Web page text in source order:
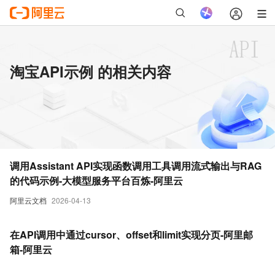
淘宝API示例 的相关内容
阿里云文档 2026-04-13
调用Assistant API实现函数调用工具调用流式输出与RAG
的代码示例-大模型服务平台百炼-阿里云
在API调用中通过cursor、offset和limit实现分页-阿里邮
箱-阿里云